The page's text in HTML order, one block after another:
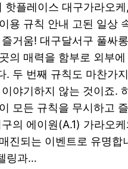
핫플레이스 대구가라오
용 규칙 안내 고된 일상
거움! 대구달서구 풀싸
의 매력을 함부로 외부
. 두 번째 규칙도 마찬가
야기하지 않는 것이죠.
모든 규칙을 무시하고
의 에이원(A.1) 가라오
진되는 이벤트로 유명합
링과…